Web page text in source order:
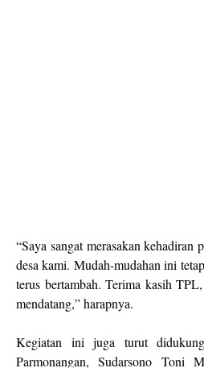
“Saya sangat merasakan kehadiran
desa kami. Mudah-mudahan ini
terus bertambah. Terima kasih
mendatang,” harapnya.
Kegiatan ini juga turut
Parmonangan, Sudarsono Toni